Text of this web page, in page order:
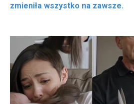
zmieniła wszystko na zawsze.